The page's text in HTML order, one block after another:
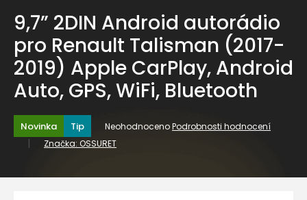
9,7” 2DIN Android autorádio
pro Renault Talisman (2017-
2019) Apple CarPlay, Android
Auto, GPS, WiFi, Bluetooth
Novinka Tip
Průměrné
hodnocení
produktu
0,0
NeohodnocenoPodrobnosti hodnocení
Značka: OSSURET